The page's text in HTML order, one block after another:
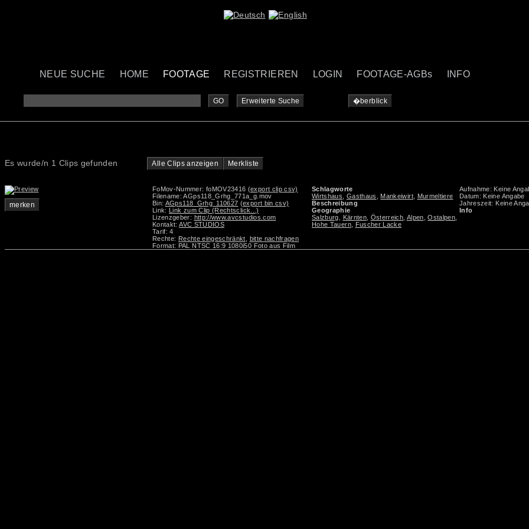
NEUE SUCHE HOME FOOTAGE REGISTRIEREN LOGIN FOOTAGE-AGBs INFO
GO Erweiterte Suche �berblick
Es wurde/n 1 Clips gefunden Alle Clips anzeigen Merkliste
merken
FoMov-Nummer: foMOV23416 (export clip csv)
Filename: AGps118_Grhg_771a_g.mov
Bin: AGps118_Grhg_110627 (export bin csv)
Link: Link zum Clip (Rechtsclick...)
Lizenzgeber: http://www.avcstudios.com
Kontakt:AVC STUDIOS
Tarif: 4
Rechte: Rechte eingeschränkt
bitte nachfragen
Format: PAL NTSC 16:9 1080i50 Foto aus Film
Schlagworte
Wirtshaus
Gasthaus Mankeiwirt,
Murmeltiere
Beschreibung
Geographie
Salzburg
Kärnten, Österreich Alpen ,Ostalpen
Hohe Tauern, Fuscher Lacke
Aufnahme: Keine
Datum: Keine Angabe
Jahreszeit: Keine
Info